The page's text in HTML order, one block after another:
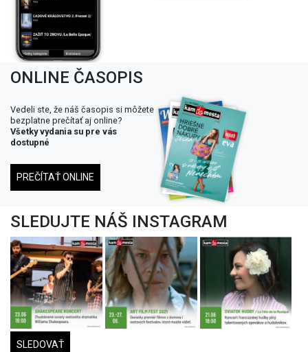
ONLINE ČASOPIS
Vedeli ste, že náš časopis si môžete
bezplatne prečítať aj online?
Všetky vydania su pre vás
dostupné
PREČÍTAŤ ONLINE
SLEDUJTE NÁŠ INSTAGRAM
SLEDOVAŤ